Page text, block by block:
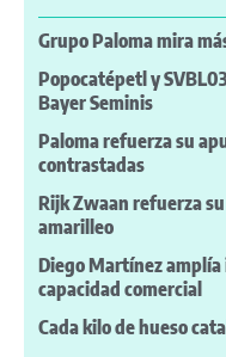
Grupo Paloma mira
Popocatépetl y
Bayer Seminis
Paloma refuerza su
contrastadas
Rijk Zwaan refuerza
amarilleo
Diego Martínez
capacidad comercial
Cada kilo de hueso